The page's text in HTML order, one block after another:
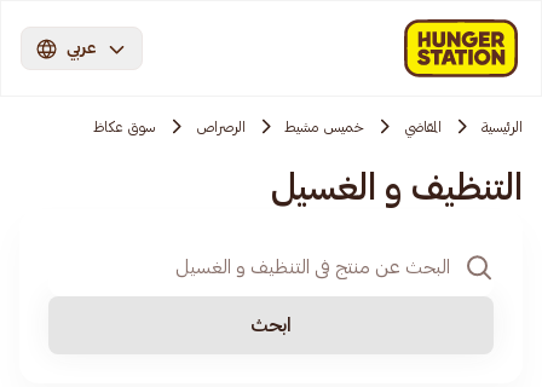
عربي
الرئيسية المقاضي خميس مشيط الرصراص سوق عكاظ
التنظيف و الغسيل
ابحث